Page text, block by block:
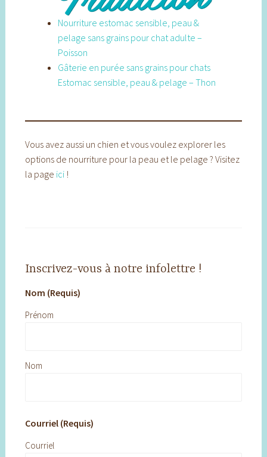
Nourriture estomac sensible, peau &
pelage sans grains pour chat adulte –
Poisson
Gâterie en purée sans grains pour chats
Estomac sensible, peau & pelage – Thon
Vous avez aussi un chien et vous voulez explorer les
options de nourriture pour la peau et le pelage ? Visitez
la page ici !
Inscrivez-vous à notre infolettre !
Nom (Requis)
Prénom
Nom
Courriel (Requis)
Courriel